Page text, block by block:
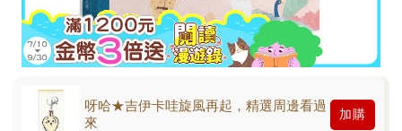
呀哈★吉伊卡哇旋風再起，精選周邊看過
來
加購